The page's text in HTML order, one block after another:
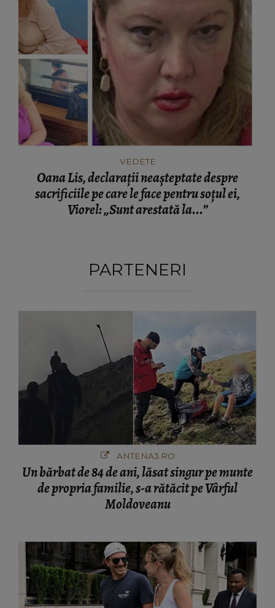
VEDETE
Oana Lis, declarații neașteptate despre
sacrificiile pe care le face pentru soțul ei,
Viorel: „Sunt arestată la...”
PARTENERI
ANTENA3.RO
Un bărbat de 84 de ani, lăsat singur pe munte
de propria familie, s-a rătăcit pe Vârful
Moldoveanu